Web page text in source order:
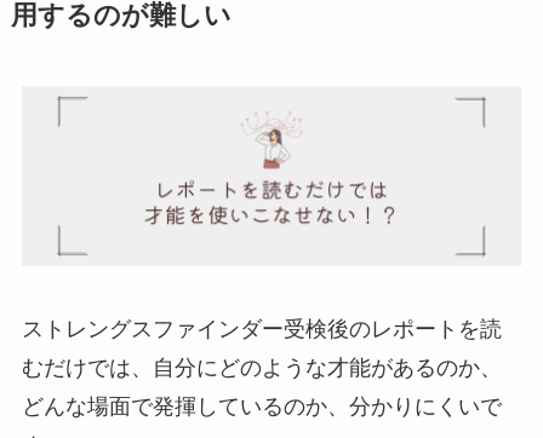
用するのが難しい
ストレングスファインダー受検後のレポートを読
むだけでは、自分にどのような才能があるのか、
どんな場面で発揮しているのか、分かりにくいで